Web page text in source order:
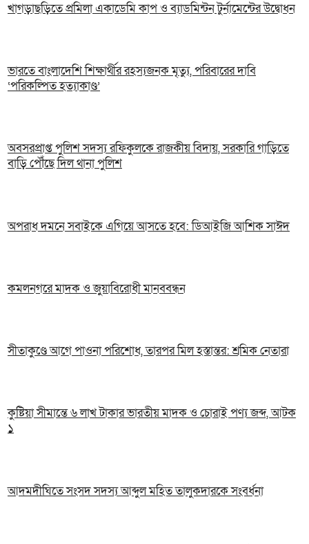
খাগড়াছড়িতে প্রমিলা একাডেমি কাপ ও ব্যাডমিন্টন টুর্নামেন্টের উদ্বোধন
ভারতে বাংলাদেশি শিক্ষার্থীর রহস্যজনক মৃত্যু, পরিবারের দাবি
‘পরিকল্পিত হত্যাকাণ্ড’
অবসরপ্রাপ্ত পুলিশ সদস্য রফিকুলকে রাজকীয় বিদায়, সরকারি গাড়িতে
বাড়ি পৌঁছে দিল থানা পুলিশ
অপরাধ দমনে সবাইকে এগিয়ে আসতে হবে: ডিআইজি আশিক সাঈদ
কমলনগরে মাদক ও জুয়াবিরোধী মানববন্ধন
সীতাকুণ্ডে আগে পাওনা পরিশোধ, তারপর মিল হস্তান্তর: শ্রমিক নেতারা
কুষ্টিয়া সীমান্তে ৬ লাখ টাকার ভারতীয় মাদক ও চোরাই পণ্য জব্দ, আটক
১
আদমদীঘিতে সংসদ সদস্য আব্দুল মহিত তালুকদারকে সংবর্ধনা